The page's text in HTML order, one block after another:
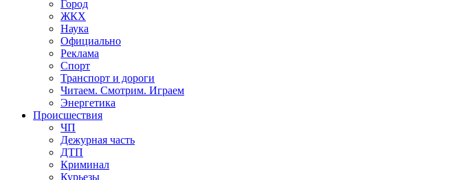
Город
ЖКХ
Наука
Официально
Реклама
Спорт
Транспорт и дороги
Читаем. Смотрим. Играем
Энергетика
Происшествия
ЧП
Дежурная часть
ДТП
Криминал
Курьезы